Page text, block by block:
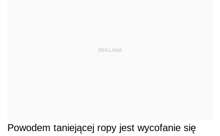
REKLAMA
Powodem taniejącej ropy jest wycofanie się